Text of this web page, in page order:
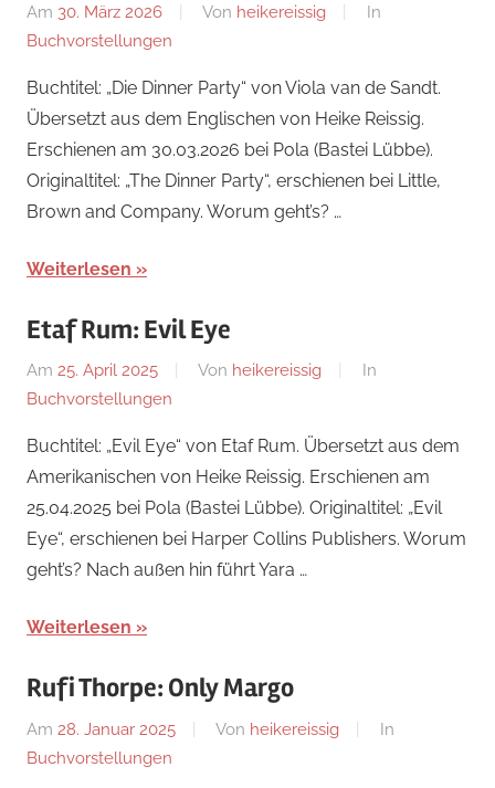
Am 30. März 2026 Von heikereissig
In
Buchvorstellungen
Buchtitel: „Die Dinner Party“ von Viola van de Sandt.
Übersetzt aus dem Englischen von Heike Reissig.
Erschienen am 30.03.2026 bei Pola (Bastei Lübbe).
Originaltitel: „The Dinner Party“, erschienen bei Little,
Brown and Company. Worum geht’s? …
Weiterlesen
Etaf Rum: Evil Eye
Am 25. April 2025 Von heikereissig
In
Buchvorstellungen
Buchtitel: „Evil Eye“ von Etaf Rum. Übersetzt aus dem
Amerikanischen von Heike Reissig. Erschienen am
25.04.2025 bei Pola (Bastei Lübbe). Originaltitel: „Evil
Eye“, erschienen bei Harper Collins Publishers. Worum
geht’s? Nach außen hin führt Yara …
Weiterlesen
Rufi Thorpe: Only Margo
Am 28. Januar 2025 Von heikereissig
In
Buchvorstellungen